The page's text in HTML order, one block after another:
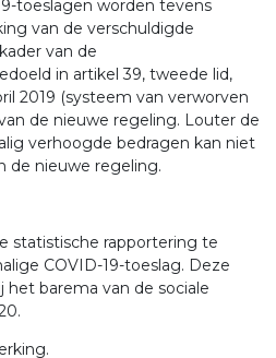
toeslagen worden tevens
van de verschuldigde
van de
in artikel 39, tweede lid,
2019 (systeem van verworven
de nieuwe regeling. Louter de
verhoogde bedragen kan niet
de nieuwe regeling.
statistische rapportering te
COVID-19-toeslag. Deze
barema van de sociale